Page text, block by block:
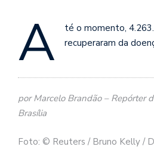
A
té o momento,
recuperaram da
por Marcelo Brandão – Repórter
Brasília
Foto: © Reuters / Bruno Kelly /